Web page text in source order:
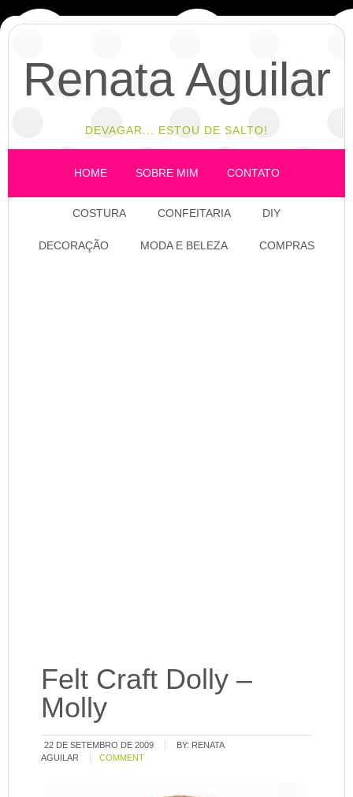
Renata Aguilar
DEVAGAR... ESTOU DE SALTO!
HOME SOBRE MIM CONTATO
COSTURA CONFEITARIA DIY
DECORAÇÃO MODA E BELEZA COMPRAS
Felt Craft Dolly –
Molly
22 DE SETEMBRO DE 2009 BY: RENATA
AGUILAR
COMMENT